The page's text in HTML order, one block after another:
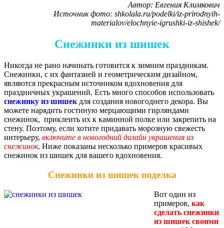
Автор: Евгения Климкович
Источник фото: shkolala.ru/podelki/iz-prirodnyih-
materialov/elochnyie-igrushki-iz-shishek/
Снежинки из шишек
Никогда не рано начинать готовится к зимним праздникам.
Снежинки, с их фантазией и геометрическим дизайном,
являются прекрасным источником вдохновения для
праздничных украшений. Есть много способов использовать
снежинку из шишек для создания новогоднего декора. Вы
можете нарядить гостиную мерцающими гирляндами
снежинок, приклеить их к каминной полке или закрепить на
стену. Поэтому, если хотите придавать морозную свежесть
интерьеру, включите в новогодний дизайн украшения из
снежинок. Ниже показаны несколько примеров красивых
снежинок из шишек для вашего вдохновения.
Снежинки из шишек поделка
Вот один из
примеров, как
сделать снежинки
из шишек своими